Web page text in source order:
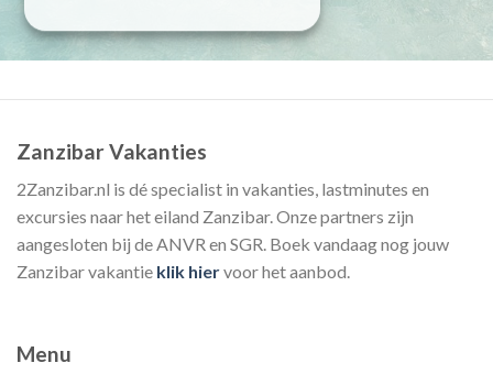
Zanzibar Vakanties
2Zanzibar.nl is dé specialist in vakanties, lastminutes en
excursies naar het eiland Zanzibar. Onze partners zijn
aangesloten bij de ANVR en SGR. Boek vandaag nog jouw
Zanzibar vakantie klik hiervoor het aanbod.
Menu